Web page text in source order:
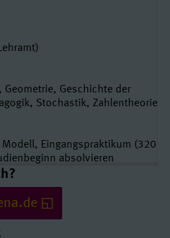
Geschichte der
Stochastik, Zahlentheorie
Modell, Eingangspraktikum (320
absolvieren